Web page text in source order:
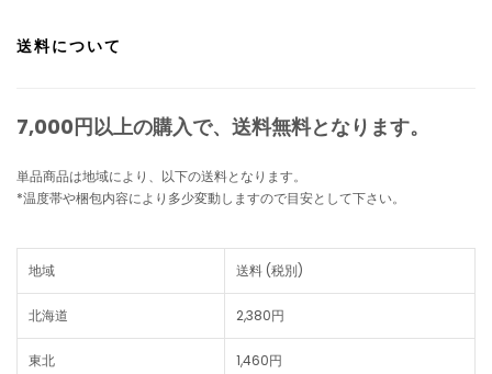
送料について
7,000円以上の購入で、 送料無料となります。
単品商品は地域により、以下の送料となります。
*温度帯や梱包内容により多少変動しますので目安として下さい。
地域 送料 (税別)
北海道 2,380円
東北 1,460円